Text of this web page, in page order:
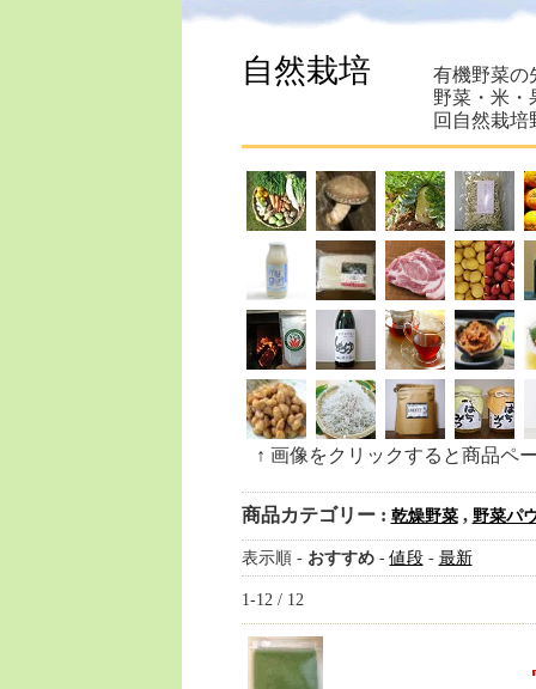
自然栽培 有機野菜の
野菜・米・
回自然栽培
↑ 画像をクリックすると商品ペ
商品カテゴリー : 乾燥野菜, 野菜パ
表示順 - おすすめ-値段- 最新
1-12 / 12